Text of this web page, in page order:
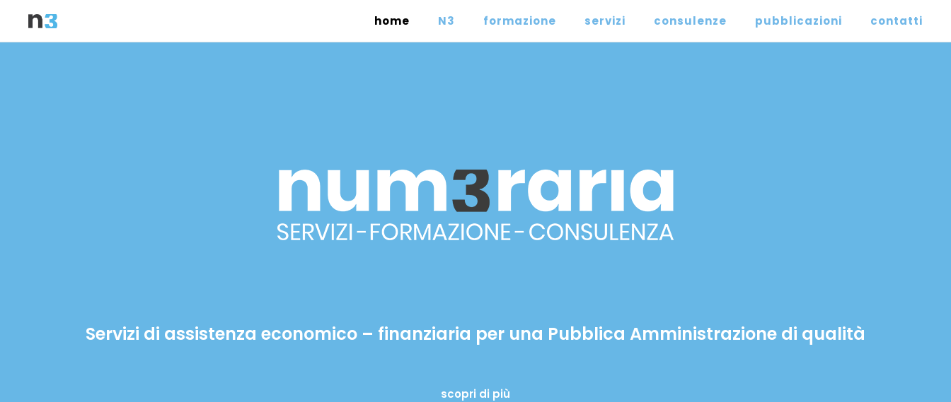
home N3 formazione servizi consulenze pubblicazioni contatti
Servizi di assistenza economico – finanziaria per una Pubblica Amministrazione di qualità
scopri di più